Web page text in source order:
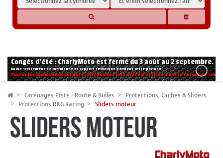
Congés d'été : CharlyMoto est fermé du 3 août au 2 septembre.
Aucun traitement de commande ni support technique pendant cette période.
Toutes les commandes seront traitées dans leur ordre d'arrivée à notre retour de
Carénages Piste - Route & Bulles Protections, Caches & Sliders
Protections R&G Racing Sliders moteur